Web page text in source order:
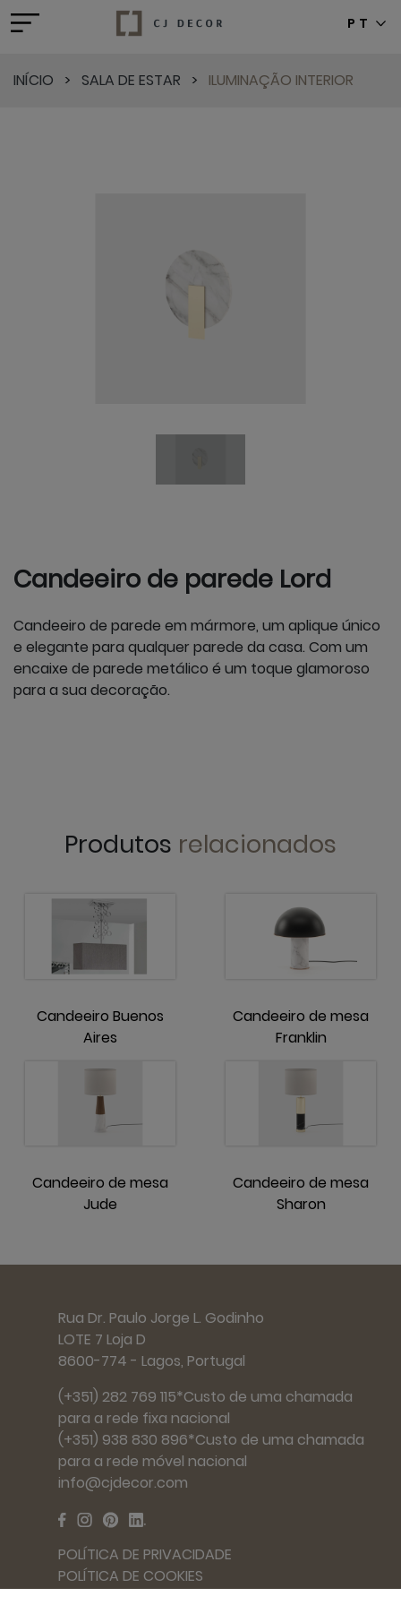
PT
INÍCIO > SALA DE ESTAR > ILUMINAÇÃO INTERIOR
Candeeiro de parede Lord
Candeeiro de parede em mármore, um aplique único
e elegante para qualquer parede da casa. Com um
encaixe de parede metálico é um toque glamoroso
para a sua decoração.
Produtos relacionados
Candeeiro Buenos
Aires
Candeeiro de mesa
Franklin
Candeeiro de mesa
Jude
Candeeiro de mesa
Sharon
Rua Dr. Paulo Jorge L. Godinho
LOTE 7 Loja D
8600-774 - Lagos, Portugal
(+351) 282 769 115*Custo de uma chamada
para a rede fixa nacional
(+351) 938 830 896*Custo de uma chamada
para a rede móvel nacional
info@cjdecor.com
POLÍTICA DE PRIVACIDADE
POLÍTICA DE COOKIES